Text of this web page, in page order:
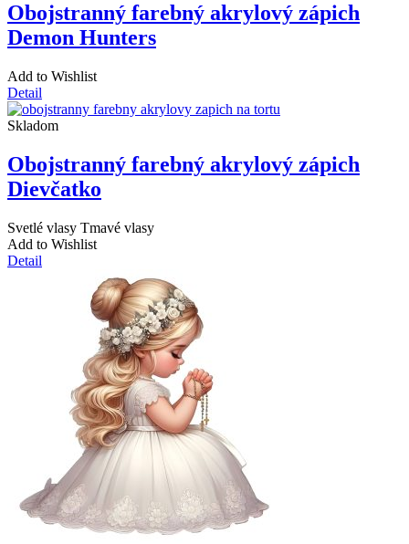
Obojstranný farebný akrylový zápich
Demon Hunters
Add to Wishlist
Detail
Skladom
Obojstranný farebný akrylový zápich
Dievčatko
Svetlé vlasy Tmavé vlasy
Add to Wishlist
Detail